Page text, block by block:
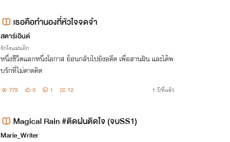
เธอคือทำนองที่หัวใจจดจำ
สตาร์เอินด์
รักโรแมนติก
หนึ่งชีวิตแลกหนึ่งโอกาส ย้อนกลับไปยังอดีต เพื่อสานฝัน และได้พ
บรักที่ไม่คาดคิด
775 0 1 12 1 ปีที่แล้ว
Magical Rain #ติดฝนติดใจ (จบSS1)
Marie_Writer